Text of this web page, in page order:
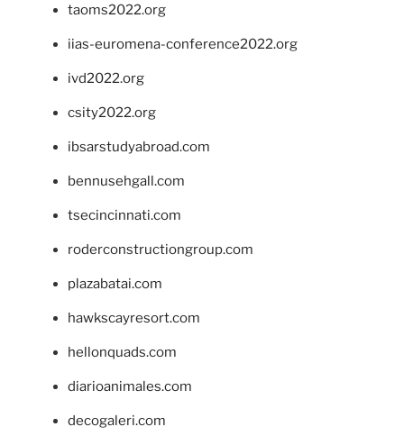
taoms2022.org
iias-euromena-conference2022.org
ivd2022.org
csity2022.org
ibsarstudyabroad.com
bennusehgall.com
tsecincinnati.com
roderconstructiongroup.com
plazabatai.com
hawkscayresort.com
hellonquads.com
diarioanimales.com
decogaleri.com